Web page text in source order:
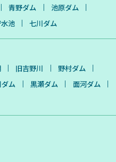
青野ダム
池原ダム
池 七川ダム
旧吉野川
野村ダム
ム 黒瀬ダム
面河ダム